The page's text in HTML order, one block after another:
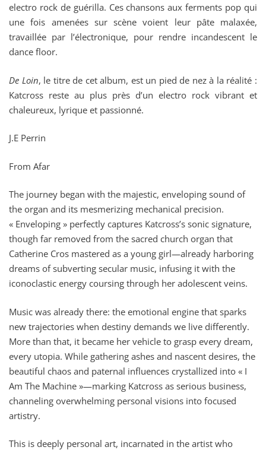
electro rock de guérilla. Ces chansons aux ferments pop qui
une fois amenées sur scène voient leur pâte malaxée,
travaillée par l’électronique, pour rendre incandescent le
dance floor.
De Loin, le titre de cet album, est un pied de nez à la réalité :
Katcross reste au plus près d’un electro rock vibrant et
chaleureux, lyrique et passionné.
J.E Perrin
From Afar
The journey began with the majestic, enveloping sound of
the organ and its mesmerizing mechanical precision.
« Enveloping » perfectly captures Katcross’s sonic signature,
though far removed from the sacred church organ that
Catherine Cros mastered as a young girl—already harboring
dreams of subverting secular music, infusing it with the
iconoclastic energy coursing through her adolescent veins.
Music was already there: the emotional engine that sparks
new trajectories when destiny demands we live differently.
More than that, it became her vehicle to grasp every dream,
every utopia. While gathering ashes and nascent desires, the
beautiful chaos and paternal influences crystallized into « I
Am The Machine »—marking Katcross as serious business,
channeling overwhelming personal visions into focused
artistry.
This is deeply personal art, incarnated in the artist who